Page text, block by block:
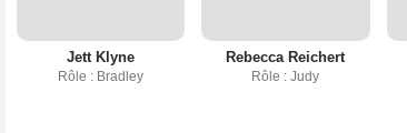
Jett Klyne
Rôle : Bradley
Rebecca Reichert
Rôle : Judy